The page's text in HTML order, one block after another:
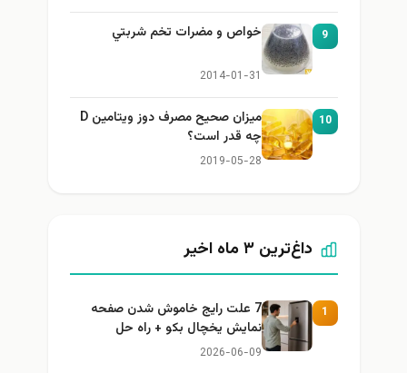
9 خواص و مضرات تخم شربتي
2014-01-31
10
میزان صحیح مصرف دوز ویتامین D
چه قدر است؟
2019-05-28
داغ‌ترین ۳ ماه اخیر
1
7 علت رایج خاموش شدن صفحه
نمایش یخچال بکو + راه حل
2026-06-09